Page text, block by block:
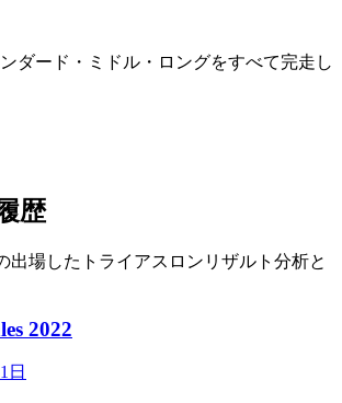
ダード・ミドル・ロングをすべて完走し
歴
出場したトライアスロンリザルト分析と
2022
日